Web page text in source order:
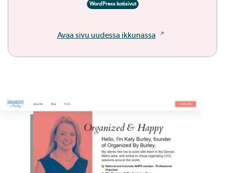
WordPress kotisivut
Avaa sivu uudessa ikkunassa